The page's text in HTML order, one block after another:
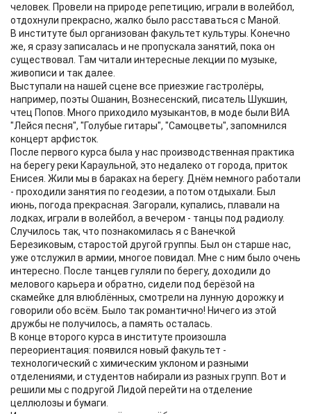
человек. Провели на природе репетицию, играли в волейбол,
отдохнули прекрасно, жалко было расставаться с Маной.
В институте был организован факультет культуры. Конечно
же, я сразу записалась и не пропускала занятий, пока он
существовал. Там читали интересные лекции по музыке,
живописи и так далее.
Выступали на нашей сцене все приезжие гастролёры,
например, поэты Ошанин, Вознесенский, писатель Шукшин,
чтец Попов. Много приходило музыкантов, в моде были ВИА
"Лейся песня", "Голубые гитары", "Самоцветы", запомнился
концерт арфисток.
После первого курса была у нас производственная практика
на берегу реки Караульной, это недалеко от города, приток
Енисея. Жили мы в бараках на берегу. Днём немного работали
- проходили занятия по геодезии, а потом отдыхали. Был
июнь, погода прекрасная. Загорали, купались, плавали на
лодках, играли в волейбол, а вечером - танцы под радиолу.
Случилось так, что познакомилась я с Ванечкой
Березиковым, старостой другой группы. Был он старше нас,
уже отслужил в армии, многое повидал. Мне с ним было очень
интересно. После танцев гуляли по берегу, доходили до
мелового карьера и обратно, сидели под берёзой на
скамейке для влюблённых, смотрели на лунную дорожку и
говорили обо всём. Было так романтично! Ничего из этой
дружбы не получилось, а память осталась.
В конце второго курса в институте произошла
переориентация: появился новый факультет -
технологический с химическим уклоном и разными
отделениями, и студентов набирали из разных групп. Вот и
решили мы с подругой Лидой перейти на отделение
целлюлозы и бумаги.